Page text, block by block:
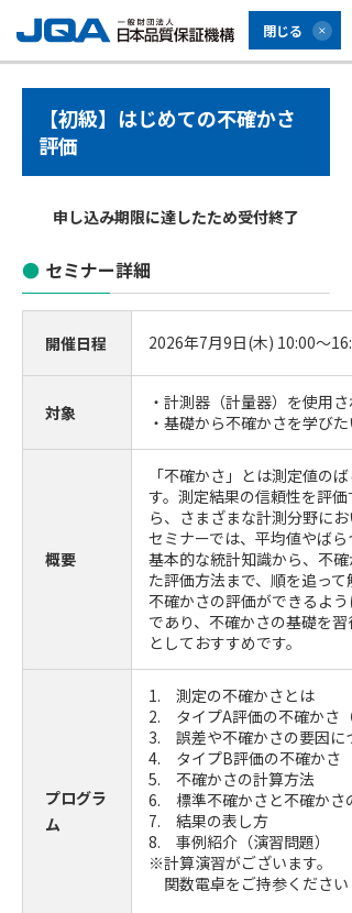
閉じる
【初級】はじめての不確かさ
評価
申し込み期限に達したため受付終了
セミナー詳細
開催日程 2026年7月9日(木) 10:00～
対象
・計測器（計量器）を使用さ
・基礎から不確かさを学びた
概要
「不確かさ」とは測定値の
す。測定結果の信頼性を評
ら、さまざまな計測分野に
セミナーでは、平均値やば
基本的な統計知識から、不
た評価方法まで、順を追っ
不確かさの評価ができるよ
であり、不確かさの基礎を
としておすすめです。
プログラ
ム
1. 測定の不確かさとは
2. タイプA評価の不確かさ
3. 誤差や不確かさの要因に
4. タイプB評価の不確かさ
5. 不確かさの計算方法
6. 標準不確かさと不確かさ
7. 結果の表し方
8. 事例紹介（演習問題）
※計算演習がございます。
関数電卓をご持参ください